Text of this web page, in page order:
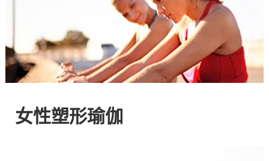
官
方
网
女性塑形瑜伽